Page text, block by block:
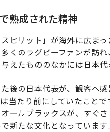
熟成された精神
スピリット」が海外に広ま
くのラグビーファンが訪
えたもののなかには日本
た後の日本代表が、観客へ
当たり前にしていたこと
ールブラックスが、すぐ
新たな文化となっています」